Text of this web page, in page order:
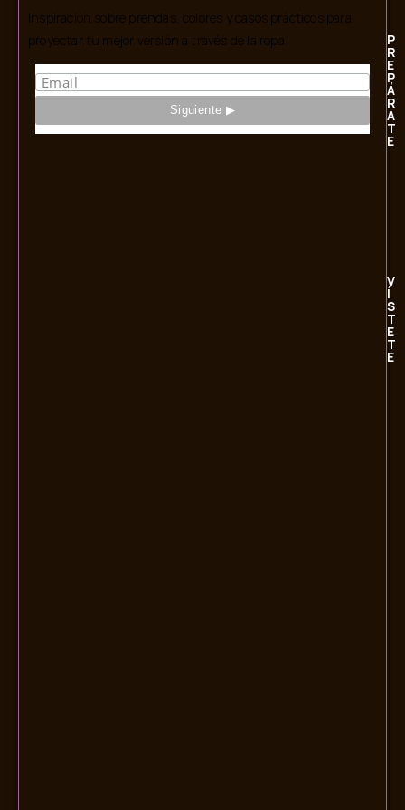
Inspiración sobre prendas, colores y casos prácticos para
proyectar tu mejor versión a través de la ropa.
P
R
E
P
Á
R
A
T
E
V
Í
S
T
E
T
E